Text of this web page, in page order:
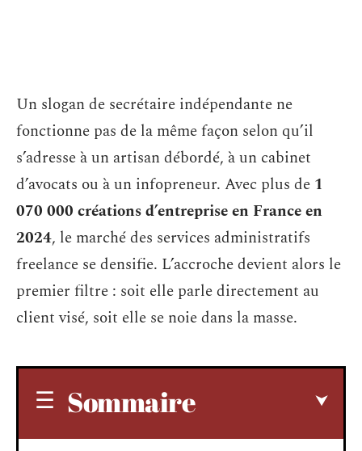
Un slogan de secrétaire indépendante ne
fonctionne pas de la même façon selon qu’il
s’adresse à un artisan débordé, à un cabinet
d’avocats ou à un infopreneur. Avec plus de 1
070 000 créations d’entreprise en France en
2024, le marché des services administratifs
freelance se densifie. L’accroche devient alors le
premier filtre : soit elle parle directement au
client visé, soit elle se noie dans la masse.
Sommaire